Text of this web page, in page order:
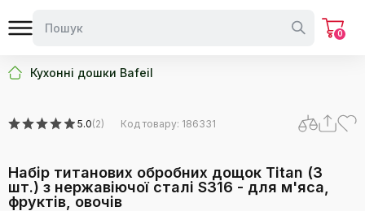
0
Кухонні дошки Bafeil
5.0(2) Код товару: 186331
Набір титанових обробних дощок Titan (3
шт.) з нержавіючої сталі S316 - для м'яса,
фруктів, овочів